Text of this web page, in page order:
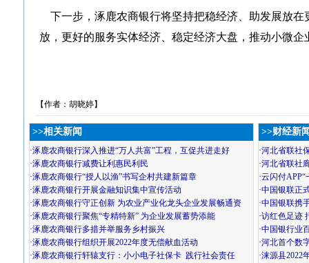
下一步，涿鹿农商银行将坚持把稳经济、助发展放在
放，更好的服务实体经济、稳定经济大盘，推动小微
【作者：胡晓婷】
>>相关新闻
·涿鹿农商银行深入推进“万人共富”工程，互促共进走好
·涿鹿农商银行减费让利惠民利民
·涿鹿农商银行“授人以渔”书写企村共建新篇章
·涿鹿农商银行开展金融知识集中宣传活动
·涿鹿农商银行守正创新 为农业产业化龙头企业发展畅通资
·涿鹿农商银行聚焦“专精特新” 为企业发展蓄势添能
·涿鹿农商银行多措并举服务乡村振兴
·涿鹿农商银行组织开展2022年度无偿献血活动
·涿鹿农商银行轩辕支行：小小电子社保卡 践行社会责任
>>财经新
·河北省联社
·河北省联社
·云闪付
·中国银联正
·中国银联携
·访红色足迹
·中国银行业
·河北首个数
·涞源县2022